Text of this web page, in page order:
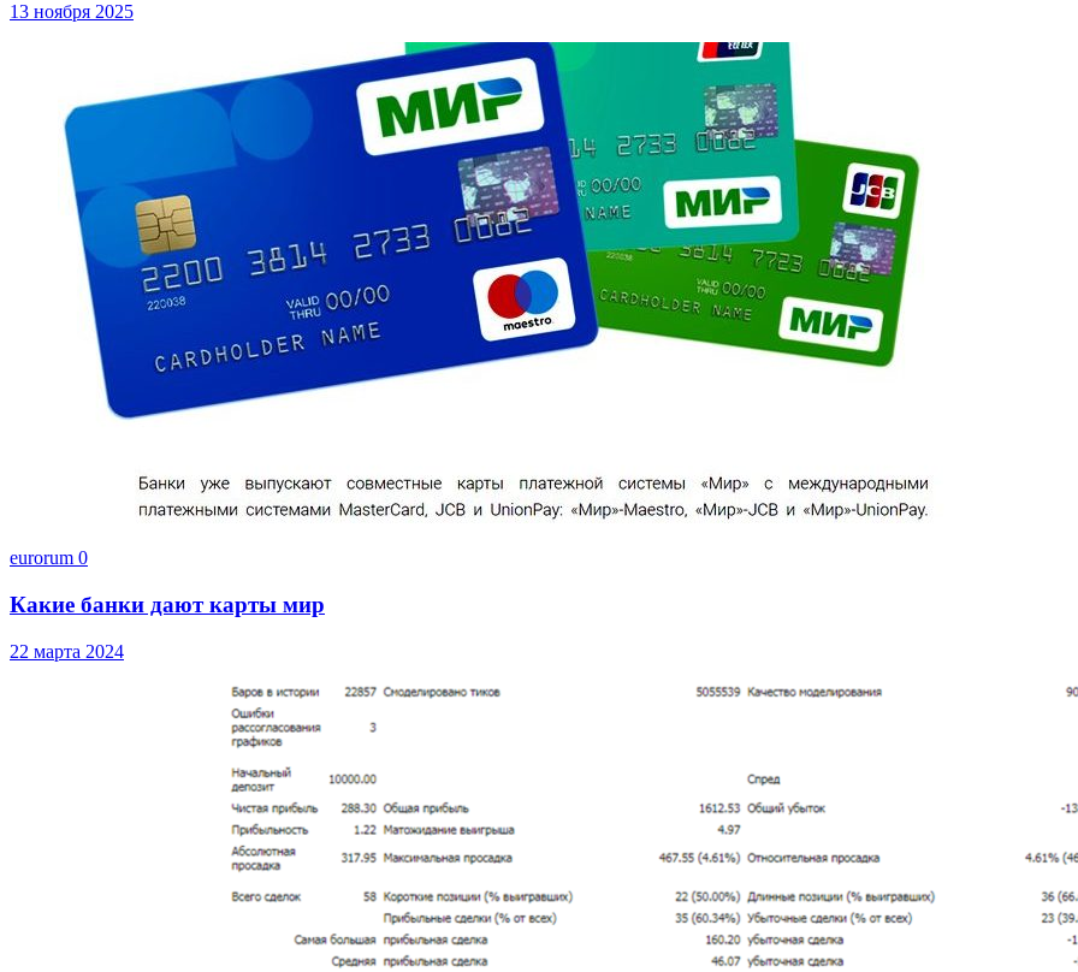
13 ноября 2025
eurorum 0
Какие банки дают карты мир
22 марта 2024